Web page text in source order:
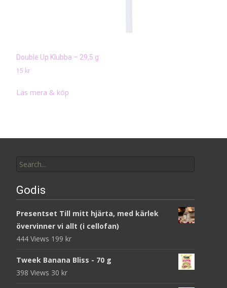
Double Up Klubba – 29,5 g
15 kr
Läs mera & köp
for:
Godis
Presentset Till mitt hjärta, med kärlek
övervinner vi allt (i cellofan)
444 Views 199 kr
Tweek Banana Bliss - 70 g
398 Views 30 kr